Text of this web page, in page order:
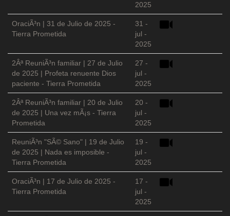
2025
OraciÃ³n | 31 de Julio de 2025 -
Tierra Prometida
31 -
jul -
2025
2Âª ReuniÃ³n familiar | 27 de Julio
de 2025 | Profeta renuente Dios
paciente - Tierra Prometida
27 -
jul -
2025
2Âª ReuniÃ³n familiar | 20 de Julio
de 2025 | Una vez mÃ¡s - Tierra
Prometida
20 -
jul -
2025
ReuniÃ³n "SÃ© Sano" | 19 de Julio
de 2025 | Nada es imposible -
Tierra Prometida
19 -
jul -
2025
OraciÃ³n | 17 de Julio de 2025 -
Tierra Prometida
17 -
jul -
2025